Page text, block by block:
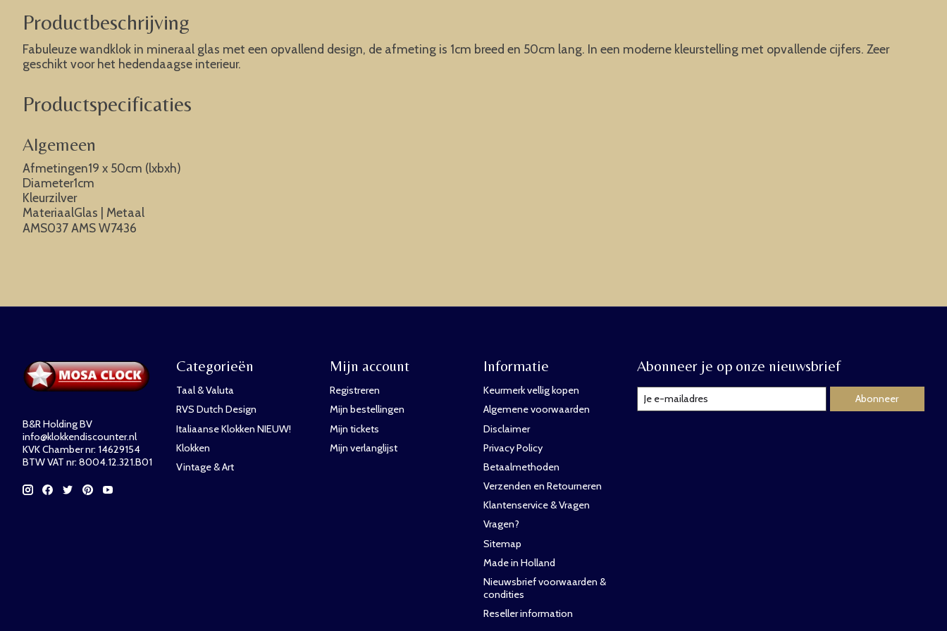
Productbeschrijving
Fabuleuze wandklok in mineraal glas met een opvallend design, de afmeting is 1cm breed en 50cm lang. In een moderne kleurstelling met opvallende cijfers. Zeer
geschikt voor het hedendaagse interieur.
Productspecificaties
Algemeen
Afmetingen19 x 50cm (lxbxh)
Diameter1cm
Kleurzilver
MateriaalGlas | Metaal
AMS037 AMS W7436
B&R Holding BV
info@klokkendiscounter.nl
KVK Chamber nr: 14629154
BTW VAT nr: 8004.12.321.B01
Categorieën
Taal & Valuta
RVS Dutch Design
Italiaanse Klokken NIEUW!
Klokken
Vintage & Art
Mijn account
Registreren
Mijn bestellingen
Mijn tickets
Mijn verlanglijst
Informatie
Keurmerk vellig kopen
Algemene voorwaarden
Disclaimer
Privacy Policy
Betaalmethoden
Verzenden en Retourneren
Klantenservice & Vragen
Vragen?
Sitemap
Made in Holland
Nieuwsbrief voorwaarden &
condities
Reseller information
Abonneer je op onze nieuwsbrief
Abonneer